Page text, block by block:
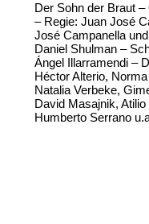
Der Sohn der Braut
– Regie: Juan José
José Campanella
Daniel Shulman –
Ángel Illarramendi –
Héctor Alterio,
Natalia Verbeke,
David Masajnik,
Humberto Serrano